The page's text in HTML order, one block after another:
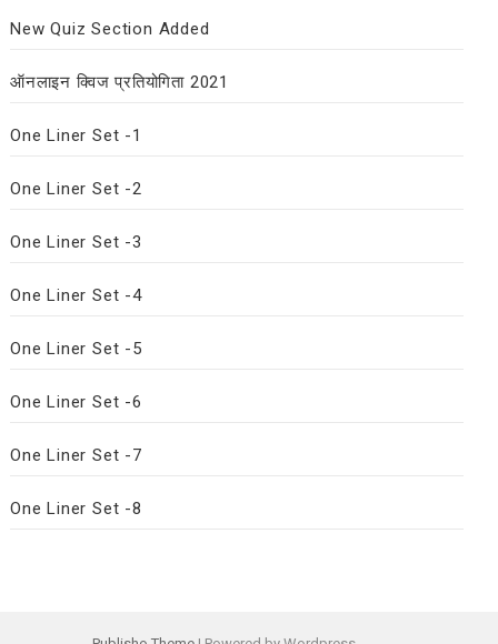
New Quiz Section Added
ऑनलाइन क्विज प्रतियोगिता 2021
One Liner Set -1
One Liner Set -2
One Liner Set -3
One Liner Set -4
One Liner Set -5
One Liner Set -6
One Liner Set -7
One Liner Set -8